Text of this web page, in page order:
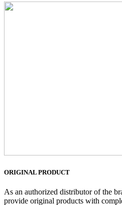
ORIGINAL PRODUCT
As an authorized distributor of the
provide original products with